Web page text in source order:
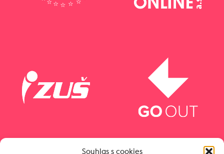
Souhlas s cookies